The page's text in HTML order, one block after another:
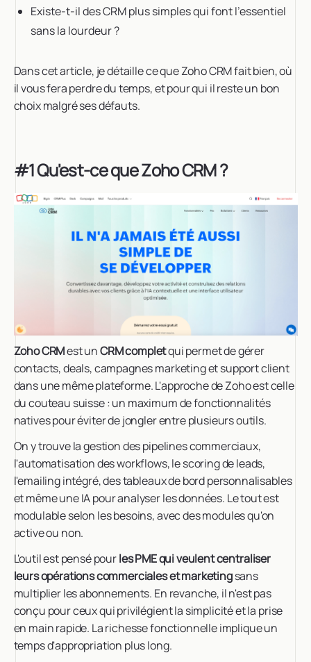
Existe-t-il des CRM plus simples qui font l'essentiel
sans la lourdeur ?
Dans cet article, je détaille ce que Zoho CRM fait bien, où
il vous fera perdre du temps, et pour qui il reste un bon
choix malgré ses défauts.
#1 Qu'est-ce que Zoho CRM ?
Zoho CRMest unCRM completqui permet de gérer
contacts, deals, campagnes marketing et support client
dans une même plateforme. L'approche de Zoho est celle
du couteau suisse : un maximum de fonctionnalités
natives pour éviter de jongler entre plusieurs outils.
On y trouve la gestion des pipelines commerciaux,
l'automatisation des workflows, le scoring de leads,
l'emailing intégré, des tableaux de bord personnalisables
et même une IA pour analyser les données. Le tout est
modulable selon les besoins, avec des modules qu'on
active ou non.
L'outil est pensé pourles PME qui veulent centraliser
leurs opérations commerciales et marketingsans
multiplier les abonnements. En revanche, il n'est pas
conçu pour ceux qui privilégient la simplicité et la prise
en main rapide. La richesse fonctionnelle implique un
temps d'appropriation plus long.